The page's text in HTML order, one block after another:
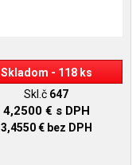
Skladom - 118 ks
Skl.č 647
4,2500 € s DPH
3,4550 € bez DPH